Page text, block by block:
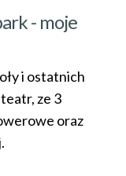
- moje
i ostatnich
ze 3
oraz